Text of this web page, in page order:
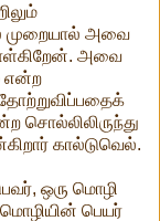
முறையால் அவை
அவை
என்ற
சொல்லிலிருந்து
கால்டுவெல்.
ஒரு மொழி
பெயர்